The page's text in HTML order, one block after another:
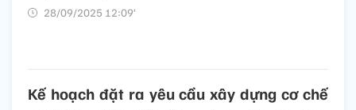
28/09/2025 12:09’
Kế hoạch đặt ra yêu cầu xây dựng cơ chế